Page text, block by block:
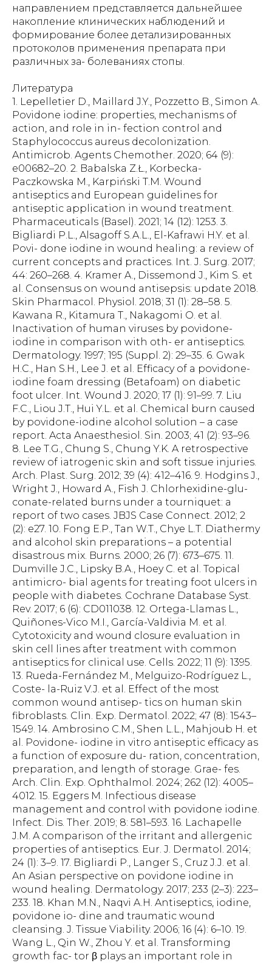
Литература
1. Lepelletier D., Maillard J.Y., Pozzetto B., Simon A.
Povidone iodine: properties, mechanisms of
action, and role in in- fection control and
Staphylococcus aureus decolonization.
Antimicrob. Agents Chemother. 2020; 64 (9):
e00682–20. 2. Babalska Z.Ł., Korbecka-
Paczkowska M., Karpiński T.M. Wound
antiseptics and European guidelines for
antiseptic application in wound treatment.
Pharmaceuticals (Basel). 2021; 14 (12): 1253. 3.
Bigliardi P.L., Alsagoff S.A.L., El-Kafrawi H.Y. et al.
Povi- done iodine in wound healing: a review of
current concepts and practices. Int. J. Surg. 2017;
44: 260–268. 4. Kramer A., Dissemond J., Kim S. et
al. Consensus on wound antisepsis: update 2018.
Skin Pharmacol. Physiol. 2018; 31 (1): 28–58. 5.
Kawana R., Kitamura T., Nakagomi O. et al.
Inactivation of human viruses by povidone-
iodine in comparison with oth- er antiseptics.
Dermatology. 1997; 195 (Suppl. 2): 29–35. 6. Gwak
H.C., Han S.H., Lee J. et al. Efficacy of a povidone-
iodine foam dressing (Betafoam) on diabetic
foot ulcer. Int. Wound J. 2020; 17 (1): 91–99. 7. Liu
F.C., Liou J.T., Hui Y.L. et al. Chemical burn caused
by povidone-iodine alcohol solution – a case
report. Acta Anaesthesiol. Sin. 2003; 41 (2): 93–96.
8. Lee T.G., Chung S., Chung Y.K. A retrospective
review of iatrogenic skin and soft tissue injuries.
Arch. Plast. Surg. 2012; 39 (4): 412–416. 9. Hodgins J.,
Wright J., Howard A., Fish J. Chlorhexidine-glu-
conate-related burns under a tourniquet: a
report of two cases. JBJS Case Connect. 2012; 2
(2): e27. 10. Fong E.P., Tan W.T., Chye L.T. Diathermy
and alcohol skin preparations – a potential
disastrous mix. Burns. 2000; 26 (7): 673–675. 11.
Dumville J.C., Lipsky B.A., Hoey C. et al. Topical
antimicro- bial agents for treating foot ulcers in
people with diabetes. Cochrane Database Syst.
Rev. 2017; 6 (6): CD011038. 12. Ortega-Llamas L.,
Quiñones-Vico M.I., García-Valdivia M. et al.
Cytotoxicity and wound closure evaluation in
skin cell lines after treatment with common
antiseptics for clinical use. Cells. 2022; 11 (9): 1395.
13. Rueda-Fernández M., Melguizo-Rodríguez L.,
Coste- la-Ruiz V.J. et al. Effect of the most
common wound antisep- tics on human skin
fibroblasts. Clin. Exp. Dermatol. 2022; 47 (8): 1543–
1549. 14. Ambrosino C.M., Shen L.L., Mahjoub H. et
al. Povidone- iodine in vitro antiseptic efficacy as
a function of exposure du- ration, concentration,
preparation, and length of storage. Grae- fes.
Arch. Clin. Exp. Ophthalmol. 2024; 262 (12): 4005–
4012. 15. Eggers M. Infectious disease
management and control with povidone iodine.
Infect. Dis. Ther. 2019; 8: 581–593. 16. Lachapelle
J.M. A comparison of the irritant and allergenic
properties of antiseptics. Eur. J. Dermatol. 2014;
24 (1): 3–9. 17. Bigliardi P., Langer S., Cruz J.J. et al.
An Asian perspective on povidone iodine in
wound healing. Dermatology. 2017; 233 (2–3): 223–
233. 18. Khan M.N., Naqvi A.H. Antiseptics, iodine,
povidone io- dine and traumatic wound
cleansing. J. Tissue Viability. 2006; 16 (4): 6–10. 19.
Wang L., Qin W., Zhou Y. et al. Transforming
growth fac- tor β plays an important role in